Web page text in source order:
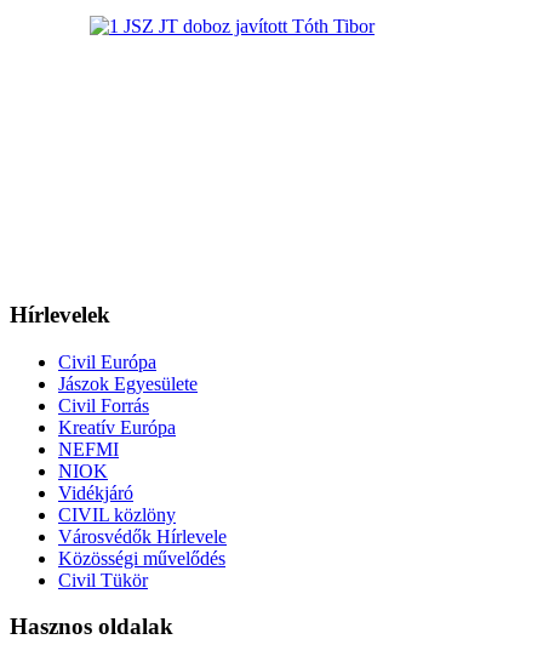
Hírlevelek
Civil Európa
Jászok Egyesülete
Civil Forrás
Kreatív Európa
NEFMI
NIOK
Vidékjáró
CIVIL közlöny
Városvédők Hírlevele
Közösségi művelődés
Civil Tükör
Hasznos oldalak